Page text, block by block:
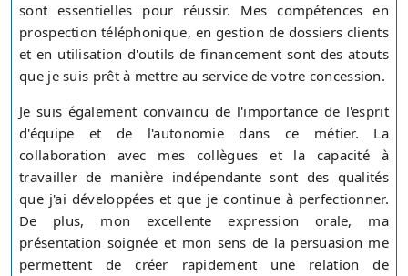
sont essentielles pour réussir. Mes compétences en
prospection téléphonique, en gestion de dossiers clients
et en utilisation d'outils de financement sont des atouts
que je suis prêt à mettre au service de votre concession.
Je suis également convaincu de l'importance de l'esprit
d'équipe et de l'autonomie dans ce métier. La
collaboration avec mes collègues et la capacité à
travailler de manière indépendante sont des qualités
que j'ai développées et que je continue à perfectionner.
De plus, mon excellente expression orale, ma
présentation soignée et mon sens de la persuasion me
permettent de créer rapidement une relation de